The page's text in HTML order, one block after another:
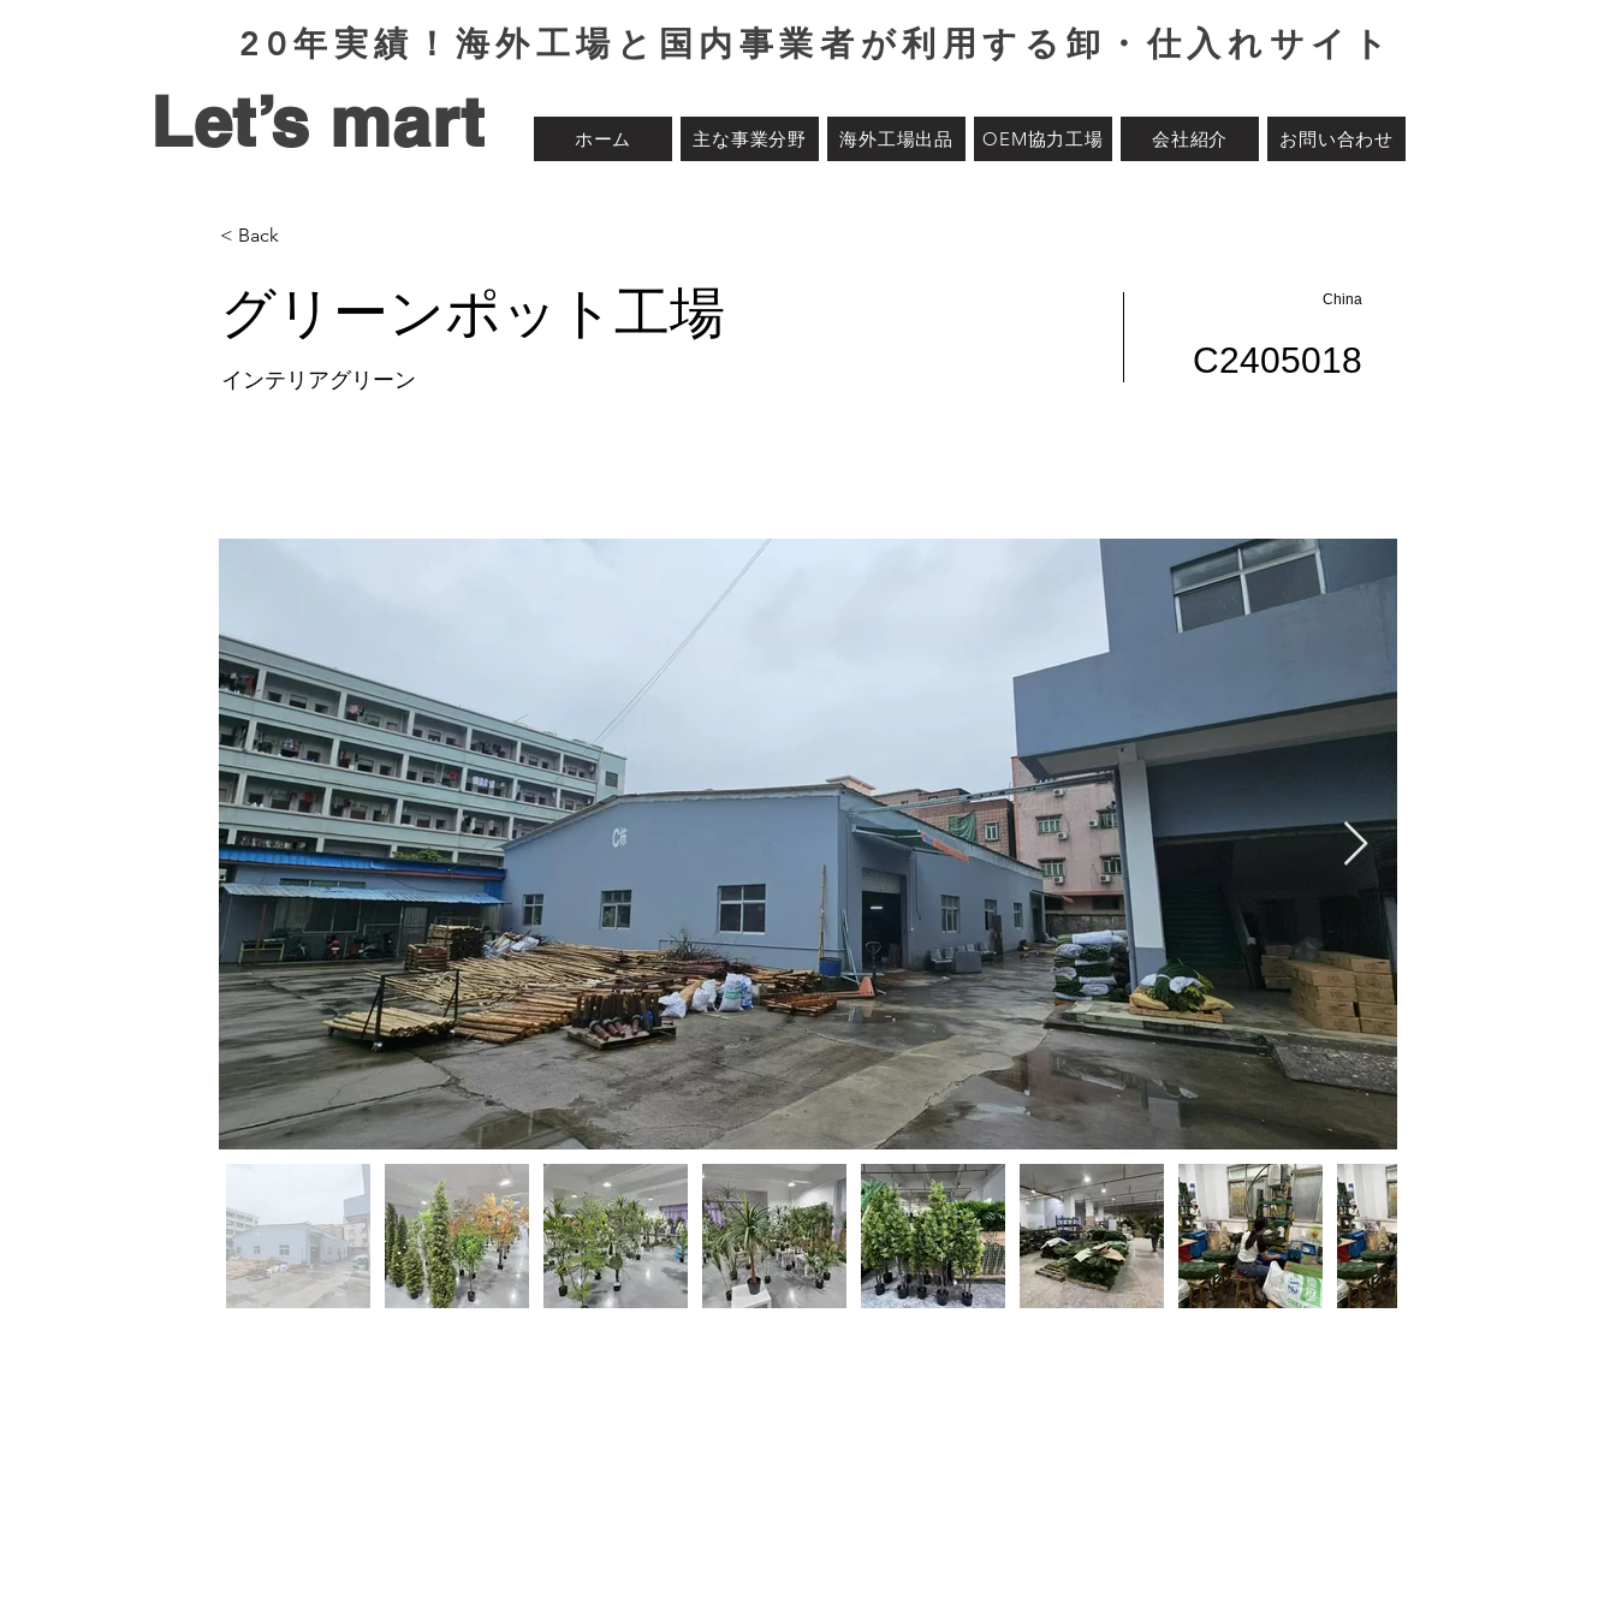
​20年実績！海外工場と国内事業者が利用する卸・仕入れサイト
Let’s mart ホーム 主な事業分野 海外工場出品 OEM協力工場 会社紹介 お問い合わせ
< Back
グリーンポット工場
インテリアグリーン
China
C2405018